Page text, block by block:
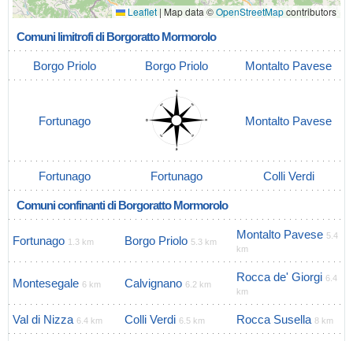
Leaflet | Map data ©OpenStreetMapcontributors
Comuni limitrofi di Borgoratto Mormorolo
Borgo Priolo Borgo Priolo Montalto Pavese
Fortunago Montalto Pavese
Fortunago Fortunago Colli Verdi
Comuni confinanti di Borgoratto Mormorolo
Fortunago 1.3 km Borgo Priolo 5.3 km
Montalto Pavese 5.4
km
Montesegale 6 km Calvignano 6.2 km
Rocca de' Giorgi 6.4
km
Val di Nizza 6.4 km Colli Verdi 6.5 km Rocca Susella 8 km